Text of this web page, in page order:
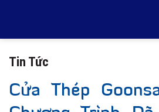
Tin Tức
Cửa Thép